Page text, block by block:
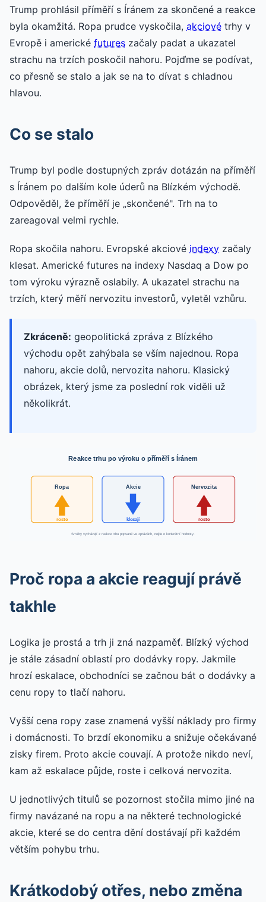
Trump prohlásil příměří s Íránem za skončené a reakce
byla okamžitá. Ropa prudce vyskočila, akciové trhy v
Evropě i americké futures začaly padat a ukazatel
strachu na trzích poskočil nahoru. Pojďme se podívat,
co přesně se stalo a jak se na to dívat s chladnou
hlavou.
Co se stalo
Trump byl podle dostupných zpráv dotázán na příměří
s Íránem po dalším kole úderů na Blízkém východě.
Odpověděl, že příměří je „skončené". Trh na to
zareagoval velmi rychle.
Ropa skočila nahoru. Evropské akciové indexy začaly
klesat. Americké futures na indexy Nasdaq a Dow po
tom výroku výrazně oslabily. A ukazatel strachu na
trzích, který měří nervozitu investorů, vyletěl vzhůru.
Zkráceně: geopolitická zpráva z Blízkého
východu opět zahýbala se vším najednou. Ropa
nahoru, akcie dolů, nervozita nahoru. Klasický
obrázek, který jsme za poslední rok viděli už
několikrát.
Reakce trhu po výroku o příměří s Íránem
Ropa
roste
Akcie
klesají
Nervozita
roste
Směry vycházejí z reakce trhu popsané ve zprávách, nejde o konkrétní hodnoty.
Proč ropa a akcie reagují právě
takhle
Logika je prostá a trh ji zná nazpaměť. Blízký východ
je stále zásadní oblastí pro dodávky ropy. Jakmile
hrozí eskalace, obchodníci se začnou bát o dodávky a
cenu ropy to tlačí nahoru.
Vyšší cena ropy zase znamená vyšší náklady pro firmy
i domácnosti. To brzdí ekonomiku a snižuje očekávané
zisky firem. Proto akcie couvají. A protože nikdo neví,
kam až eskalace půjde, roste i celková nervozita.
U jednotlivých titulů se pozornost stočila mimo jiné na
firmy navázané na ropu a na některé technologické
akcie, které se do centra dění dostávají při každém
větším pohybu trhu.
Krátkodobý otřes, nebo změna